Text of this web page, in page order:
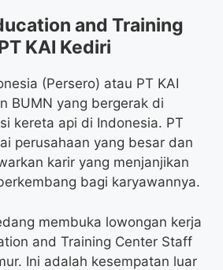
and Training
KAI Kediri
(Persero) atau PT KAI
BUMN yang bergerak di
kereta api di Indonesia. PT
perusahaan yang besar dan
karir yang menjanjikan
bagi karyawannya.
membuka lowongan kerja
and Training Center Staff
Ini adalah kesempatan luar